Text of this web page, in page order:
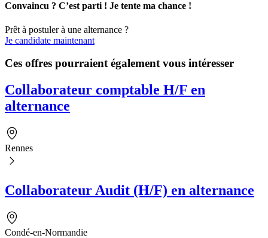
Convaincu ? C’est parti ! Je tente ma chance !
Prêt à postuler à une alternance ?
Je candidate maintenant
Ces offres pourraient également vous intéresser
Collaborateur comptable H/F en
alternance
Rennes
Collaborateur Audit (H/F) en alternance
Condé-en-Normandie